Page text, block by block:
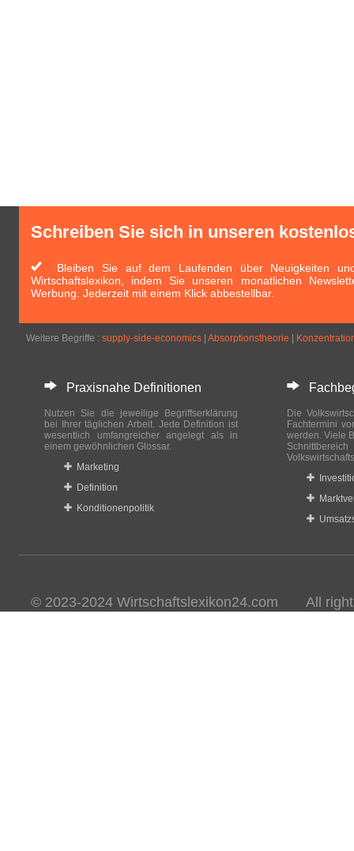
Schreiben Sie sich in unseren
Bleiben Sie auf dem Laufenden über Neuigkeiten
Wirtschaftslexikon, indem Sie unseren monatlichen
Werbung. Jederzeit mit einem Klick abbestellbar.
Weitere Begriffe : supply-side-economics Absorptionstheorie
Praxisnahe Definitionen
Nutzen Sie die jeweilige Begriffserklärung
bei Ihrer täglichen Arbeit. Jede Definition ist
wesentlich umfangreicher angelegt als in
einem gewöhnlichen Glossar.
Marketing
Definition
Konditionenpolitik
Die
Fachtermini
werden. Viele
© 2023-2024 Wirtschaftslexikon24.com All